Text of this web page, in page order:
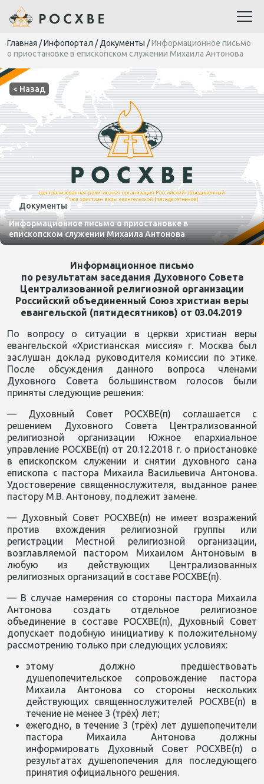
Главная /Инфопортал /Документы /Информационное письмо
о приостановке в епископском служении Михаила Антонова
< Назад
Документы
Информационное письмо о приостановке в
епископском служении Михаила Антонова
Информационное письмо
по результатам заседания Духовного Совета
Централизованной религиозной организации
Российский объединенный Союз христиан веры
евангельской (пятидесятников) от 03.04.2019
По вопросу о ситуации в церкви христиан веры
евангельской «Христианская миссия» г. Москва был
заслушан доклад руководителя комиссии по этике.
После обсуждения данного вопроса членами
Духовного Совета большинством голосов были
приняты следующие решения:
— Духовный Совет РОСХВЕ(п) соглашается с
решением Духовного Совета Централизованной
религиозной организации Южное епархиальное
управление РОСХВЕ(п) от 20.12.2018 г. о приостановке
в епископском служении и снятии духовного сана
епископа с пастора Михаила Васильевича Антонова.
Удостоверение священнослужителя, выданное ранее
пастору М.В. Антонову, подлежит замене.
— Духовный Совет РОСХВЕ(п) не имеет возражений
против вхождения религиозной группы или
регистрации Местной религиозной организации,
возглавляемой пастором Михаилом Антоновым в
любую из действующих Централизованных
религиозных организаций в составе РОСХВЕ(п).
— В случае намерения со стороны пастора Михаила
Антонова создать отдельное религиозное
объединение в составе РОСХВЕ(п), Духовный Совет
допускает подобную инициативу к положительному
рассмотрению только при следующих условиях:
этому должно предшествовать
душепопечительское сопровождение пастора
Михаила Антонова со стороны нескольких
действующих священнослужителей РОСХВЕ(п) в
течение не менее 3 (трёх) лет;
ежегодно, в течение 3 (трёх) лет душепопечители
пастора Михаила Антонова должны
информировать Духовный Совет РОСХВЕ(п) о
результатах душепопечения для последующего
принятия официального решения.